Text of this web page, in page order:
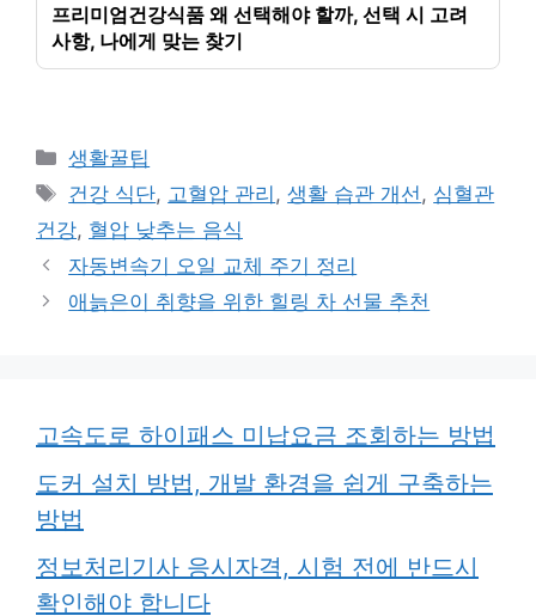
프리미엄건강식품 왜 선택해야 할까, 선택 시 고려
사항, 나에게 맞는 찾기
카
테
리
생활꿀팁
태
그
건강 식단, 고혈압 관리 ,생활 습관 개선 , 심혈관
건강, 혈압 낮추는 음식
자동변속기 오일 교체 주기 정리
애늙은이 취향을 위한 힐링 차 선물 추천
고속도로 하이패스 미납요금 조회하는 방법
도커 설치 방법, 개발 환경을 쉽게 구축하는
방법
정보처리기사 응시자격, 시험 전에 반드시
확인해야 합니다